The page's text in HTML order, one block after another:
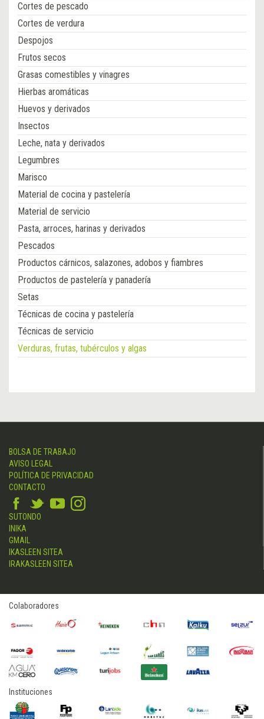
Cortes de pescado
Cortes de verdura
Despojos
Frutos secos
Grasas comestibles y vinagres
Hierbas aromáticas
Huevos y derivados
Insectos
Leche, nata y derivados
Legumbres
Marisco
Material de cocina y pastelería
Material de servicio
Pasta, arroces, harinas y derivados
Pescados
Productos cárnicos, salazones, adobos y fiambres
Productos de pastelería y panadería
Setas
Técnicas de cocina y pastelería
Técnicas de servicio
Verduras, frutas, tubérculos y algas
BOLSA DE TRABAJO
AVISO LEGAL
POLÍTICA DE PRIVACIDAD
CONTACTO
SUTONDO
INIKA
GMAIL
IKASLEEN SITEA
IRAKASLEEN SITEA
Colaboradores
Instituciones